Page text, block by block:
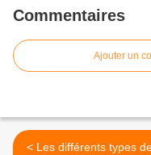
Commentaires
Ajouter un
< Les différents types de «